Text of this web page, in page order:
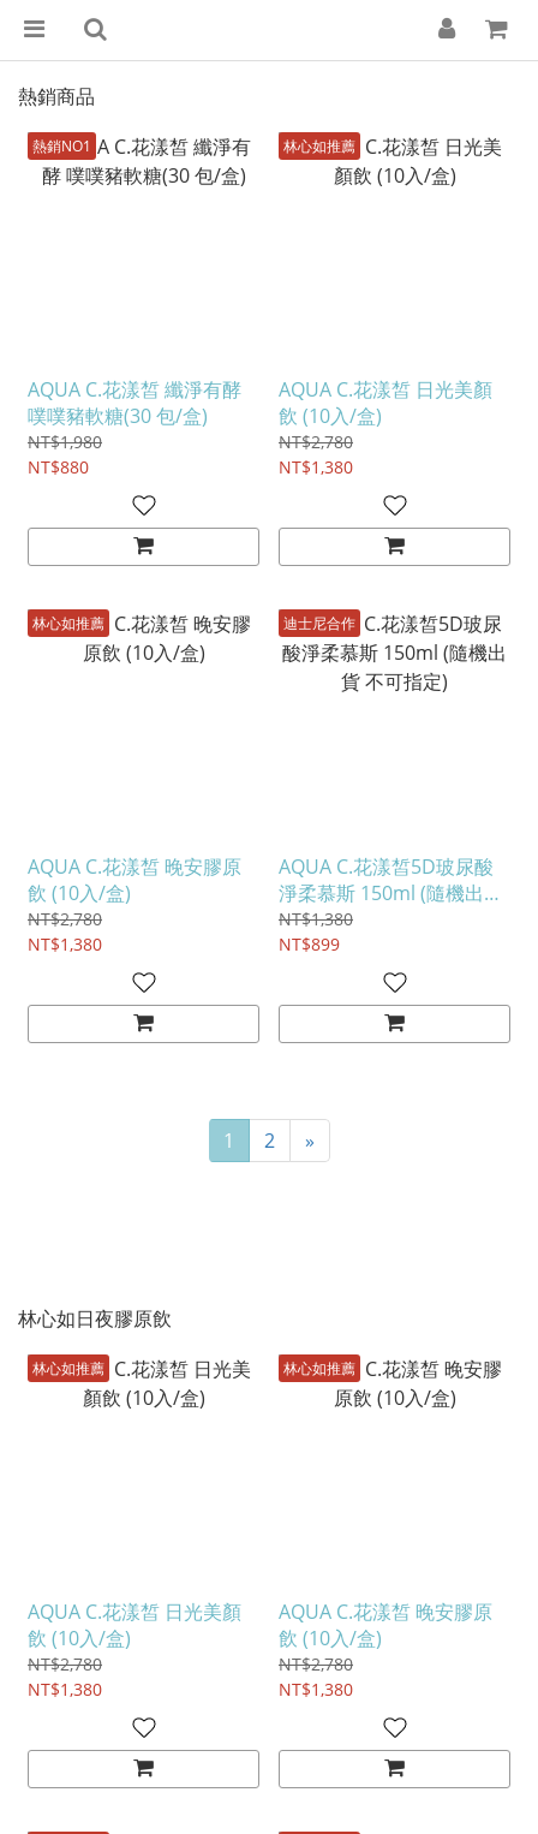
熱銷商品
熱銷NO1
AQUA C.花漾皙 纖淨有酵
噗噗豬軟糖(30 包/盒)
NT$1,980
NT$880
林心如推薦
AQUA C.花漾皙 日光美顏
飲 (10入/盒)
NT$2,780
NT$1,380
林心如推薦
AQUA C.花漾皙 晚安膠原
飲 (10入/盒)
NT$2,780
NT$1,380
迪士尼合作
AQUA C.花漾皙5D玻尿酸
淨柔慕斯 150ml (隨機出貨
不可指定)
NT$1,380
NT$899
1 2 »
林心如日夜膠原飲
林心如推薦
AQUA C.花漾皙 日光美顏
飲 (10入/盒)
NT$2,780
NT$1,380
林心如推薦
AQUA C.花漾皙 晚安膠原
飲 (10入/盒)
NT$2,780
NT$1,380